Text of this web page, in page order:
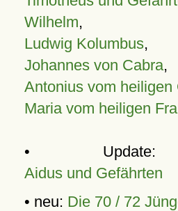
Wilhelm,
Ludwig Kolumbus,
Johannes von Cabra,
Antonius vom heiligen
Maria vom heiligen
•
Aidus und Gefährten
• neu: Die 70 / 72